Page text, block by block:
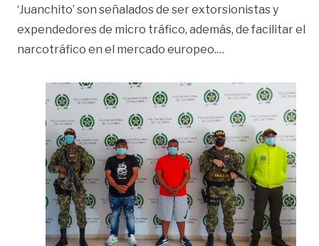
‘Juanchito’ son señalados de ser extorsionistas y
expendedores de micro tráfico, además, de facilitar el
narcotráfico en el mercado europeo.…